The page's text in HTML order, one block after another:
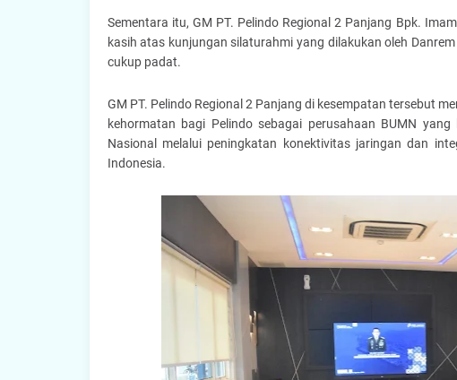
Sementara itu, GM PT. Pelindo Regional 2 Panjang Bpk.
kasih atas kunjungan silaturahmi yang dilakukan oleh
cukup padat.
GM PT. Pelindo Regional 2 Panjang di kesempatan tersebut
kehormatan bagi Pelindo sebagai perusahaan BUMN
Nasional melalui peningkatan konektivitas jaringan dan
Indonesia.